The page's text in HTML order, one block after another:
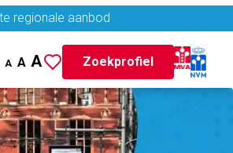
regionale aanbod
A A A Zoekprofiel